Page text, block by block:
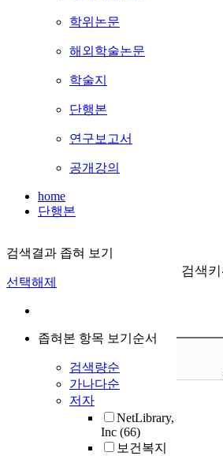
학위논문
해외학술논문
학술지
단행본
연구보고서
공개강의
home
단행본
검색결과 좁혀 보기
선택해제
좁혀본 항목 보기순서
검색량순
가나다순
저자
NetLibrary,
Inc (66)
보건복지
검색